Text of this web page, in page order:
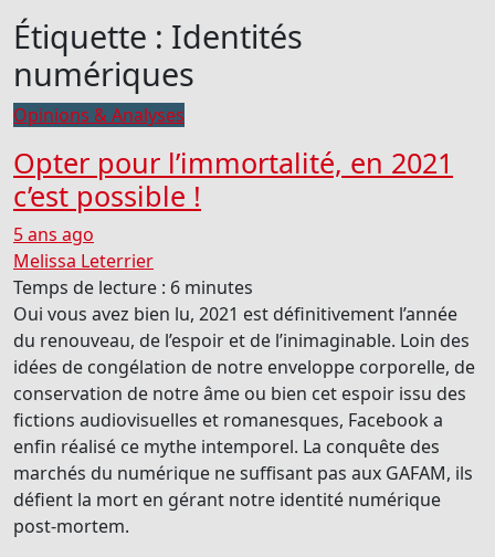
Étiquette : Identités
numériques
Opinions & Analyses
Opter pour l’immortalité, en 2021
c’est possible !
5 ans ago
Melissa Leterrier
Temps de lecture : 6 minutes
Oui vous avez bien lu, 2021 est définitivement l’année
du renouveau, de l’espoir et de l’inimaginable. Loin des
idées de congélation de notre enveloppe corporelle, de
conservation de notre âme ou bien cet espoir issu des
fictions audiovisuelles et romanesques, Facebook a
enfin réalisé ce mythe intemporel. La conquête des
marchés du numérique ne suffisant pas aux GAFAM, ils
défient la mort en gérant notre identité numérique
post-mortem.